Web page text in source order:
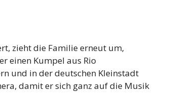
zieht die Familie erneut um,
einen Kumpel aus Rio
und in der deutschen Kleinstadt
damit er sich ganz auf die Musik